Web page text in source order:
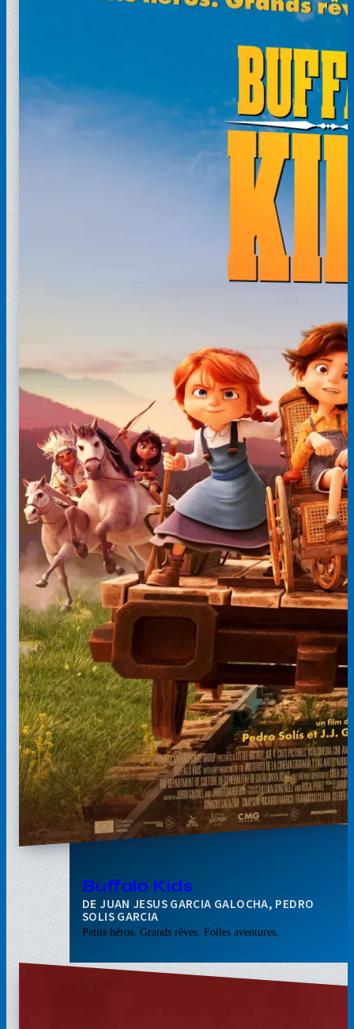
Buffalo Kids
JUAN JESUS GARCIA GALOCHA, PEDRO
SOLIS GARCIA
Petits héros. Grands rêves. Folles aventures.